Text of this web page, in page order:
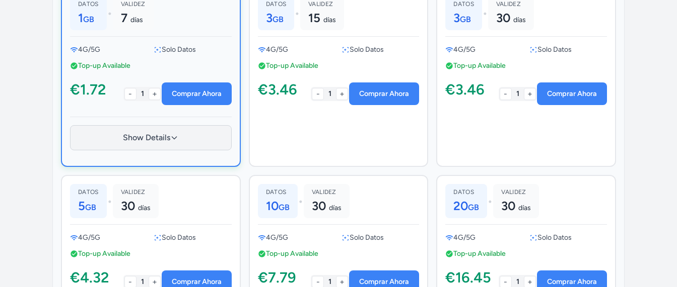
DATOS
1GB •
VALIDEZ
7 días
4G/5G
Solo Datos
Top-up Available
€1.72 - 1 + Comprar Ahora
Show Details
DATOS
3GB •
VALIDEZ
15días
4G/5G
Solo Datos
Top-up Available
€3.46 - 1 + Comprar Ahora
DATOS
3GB •
VALIDEZ
30 días
4G/5G
Solo Datos
Top-up Available
€3.46 - 1 + Comprar Ahora
DATOS
5GB •
VALIDEZ
30 días
4G/5G
Solo Datos
Top-up Available
€4.32 - 1 + Comprar Ahora
DATOS
10GB •
VALIDEZ
30 días
4G/5G
Solo Datos
Top-up Available
€7.79 - 1 + Comprar Ahora
DATOS
20GB •
VALIDEZ
30días
4G/5G
Solo Datos
Top-up Available
€16.45 - 1 + Comprar Ahora